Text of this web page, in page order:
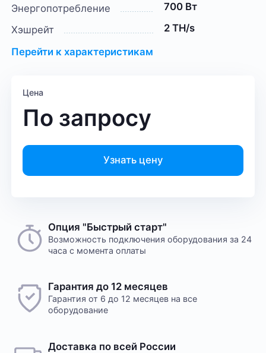
Энергопотребление
700 Вт
Хэшрейт
2 TH/s
Перейти к характеристикам
Цена
По запросу
Узнать цену
Опция "Быстрый старт"
Возможность подключения оборудования за 24
часа с момента оплаты
Гарантия до 12 месяцев
Гарантия от 6 до 12 месяцев на все
оборудование
Доставка по всей России